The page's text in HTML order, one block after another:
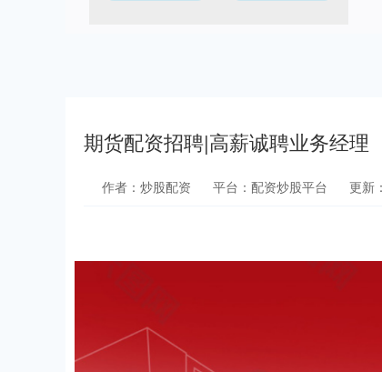
期货配资招聘|高薪诚聘业务经理
作者：炒股配资 平台：配资炒股平台 更新